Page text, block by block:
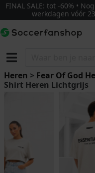
FINAL SALE: tot -60% •
werkdagen vóór
Heren > Fear Of God
Shirt Heren Lichtgrijs